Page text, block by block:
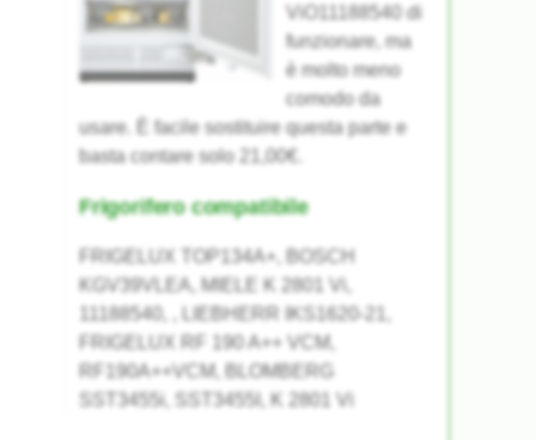
ViO11188540 di
funzionare, ma
è molto meno
comodo da
usare. È facile sostituire questa parte e
basta contare solo 21,00€.
Frigorifero compatibile
FRIGELUX TOP134A+, BOSCH
KGV39VLEA, MIELE K 2801 Vi,
11188540, , LIEBHERR IKS1620-21,
FRIGELUX RF 190 A++ VCM,
RF190A++VCM, BLOMBERG
SST3455i, SST3455I, K 2801 Vi